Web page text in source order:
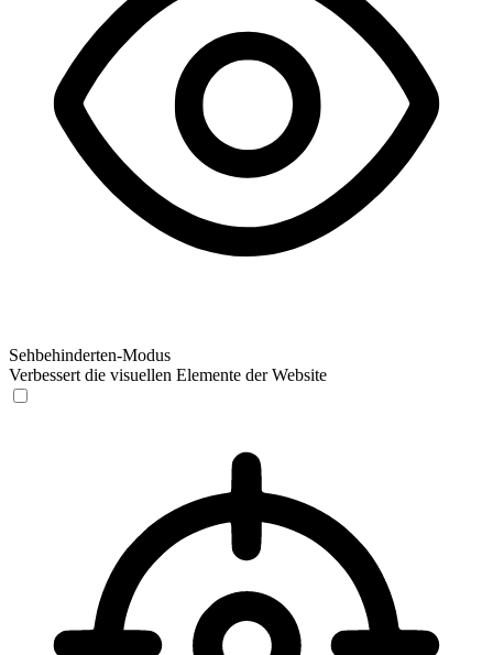
Sehbehinderten-Modus
Verbessert die visuellen Elemente der Website